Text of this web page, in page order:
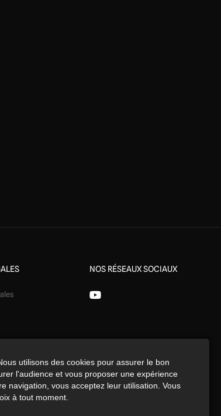
NOS RÉSEAUX SOCIAUX
utilisons des cookies pour assurer le bon
l'audience et vous proposer une expérience
navigation, vous acceptez leur utilisation. Vous
à tout moment.